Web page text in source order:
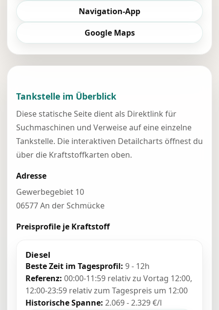
Navigation-App
Google Maps
Tankstelle im Überblick
Diese statische Seite dient als Direktlink für
Suchmaschinen und Verweise auf eine einzelne
Tankstelle. Die interaktiven Detailcharts öffnest du
über die Kraftstoffkarten oben.
Adresse
Gewerbegebiet 10
06577 An der Schmücke
Preisprofile je Kraftstoff
Diesel
Beste Zeit im Tagesprofil: 9 - 12h
Referenz: 00:00-11:59 relativ zu Vortag 12:00,
12:00-23:59 relativ zum Tagespreis um 12:00
Historische Spanne: 2.069 - 2.329 €/l